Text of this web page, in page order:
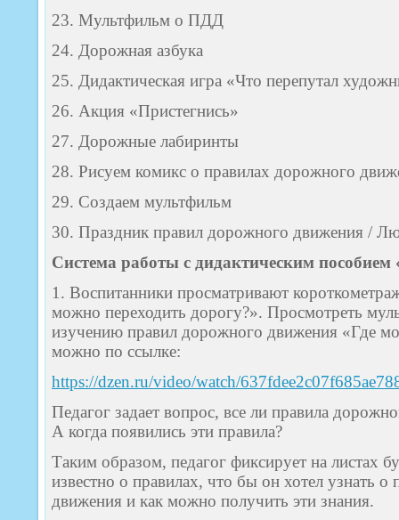
23. Мультфильм о ПДД
24. Дорожная азбука
25. Дидактическая игра «Что перепутал
26. Акция «Пристегнись»
27. Дорожные лабиринты
28. Рисуем комикс о правилах дорожного
29. Создаем мультфильм
30. Праздник правил дорожного движения /
Система работы с дидактическим пособием
1. Воспитанники просматривают
можно переходить дорогу?». Просмотреть
изучению правил дорожного движения «Где
можно по ссылке:
https://dzen.ru/video/watch/
Педагог задает вопрос, все ли правила
А когда появились эти правила?
Таким образом, педагог фиксирует на листах
известно о правилах, что бы он хотел узнать
движения и как можно получить эти знания.